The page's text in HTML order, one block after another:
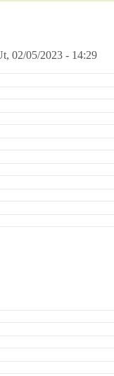
02/05/2023 - 14:29